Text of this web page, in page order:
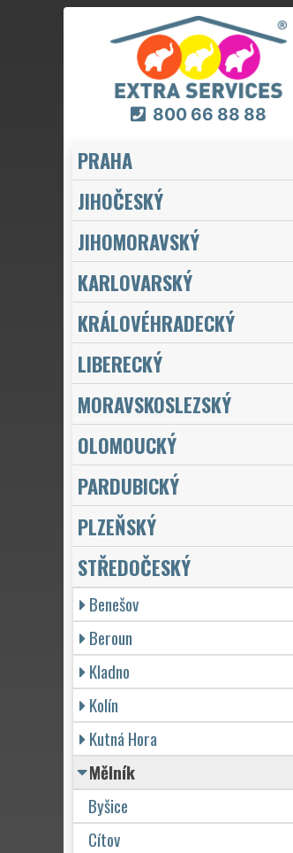
800 66 88 88
PRAHA
JIHOČESKÝ
JIHOMORAVSKÝ
KARLOVARSKÝ
KRÁLOVÉHRADECKÝ
LIBERECKÝ
MORAVSKOSLEZSKÝ
OLOMOUCKÝ
PARDUBICKÝ
PLZEŇSKÝ
STŘEDOČESKÝ
Benešov
Beroun
Kladno
Kolín
Kutná Hora
Mělník
Byšice
Cítov